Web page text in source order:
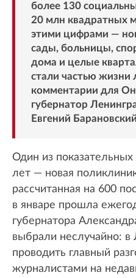
более 130
20 млн квадратных
этими цифрами —
сады, больницы,
дома и целые
стали частью
комментарии для
губернатор
Евгений
Один из
лет — новая
рассчитанная на 600
в январе прошла
губернатора
выбрали неслучайно:
проводить главный
журналистами на